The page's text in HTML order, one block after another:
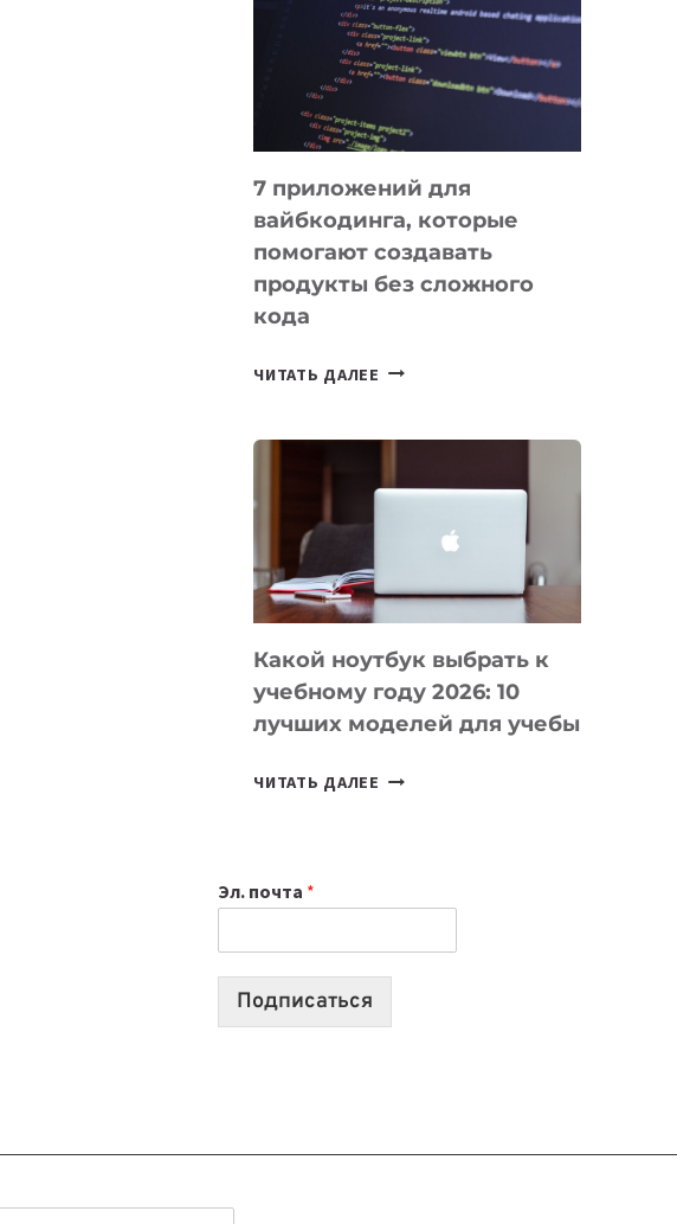
ИНСТРУМЕНТОВ
ДЛЯ
РАБОТЫ
7 приложений для
вайбкодинга, которые
помогают создавать
продукты без сложного
кода
ЧИТАТЬ ДАЛЕЕ
КОТОРЫЕ
СОЗДАВАТЬ
БЕЗ
КОДА
Какой ноутбук выбрать к
учебному году 2026: 10
лучших моделей для учебы
ЧИТАТЬ ДАЛЕЕ КАКОЙ
2026:
10
Эл. почта *
Подписаться